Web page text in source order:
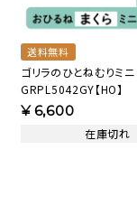
送料無料
ゴリラのひとねむりミ
GRPL5042GY【HO】
¥6,600
在庫切れ